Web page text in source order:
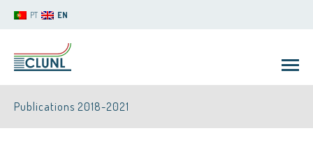
PT EN
Publications 2018-2021